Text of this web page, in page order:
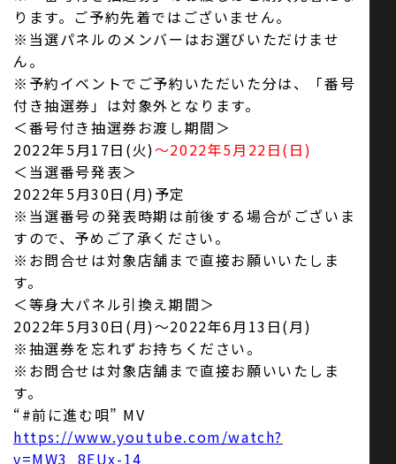
ります。ご予約先着ではございません。
※当選パネルのメンバーはお選びいただけませ
ん。
※予約イベントでご予約いただいた分は、「番号
付き抽選券」は対象外となります。
＜番号付き抽選券お渡し期間＞
2022年5月17日(火)～2022年5月22日(日)
＜当選番号発表＞
2022年5月30日(月)予定
※当選番号の発表時期は前後する場合がございま
すので、予めご了承ください。
※お問合せは対象店舗まで直接お願いいたしま
す。
＜等身大パネル引換え期間＞
2022年5月30日(月)～2022年6月13日(月)
※抽選券を忘れずお持ちください。
※お問合せは対象店舗まで直接お願いいたしま
す。
“#前に進む唄” MV
https://www.youtube.com/watch?
v=MW3_8EUx-14